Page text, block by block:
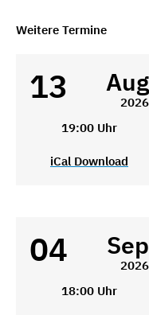
Weitere Termine
13 Aug
2026
19:00 Uhr
iCal Download
04 Sep
2026
18:00 Uhr